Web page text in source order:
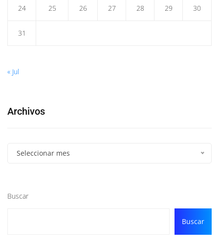
24 25 26 27 28 29 30
31
« Jul
Archivos
Seleccionar mes
Buscar
Buscar